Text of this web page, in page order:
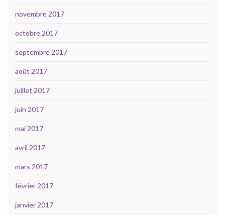
novembre 2017
octobre 2017
septembre 2017
août 2017
juillet 2017
juin 2017
mai 2017
avril 2017
mars 2017
février 2017
janvier 2017